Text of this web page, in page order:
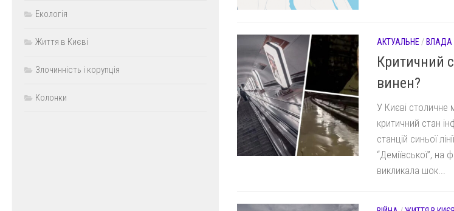
АКТУАЛЬНЕ / ВЛАДА
Критичний
винен?
У Києві столичне
критичний стан
станцій синьої
“Деміївської”, на
викликала шок...
Екологія
Життя в Києві
Злочинність і корупція
Колонки